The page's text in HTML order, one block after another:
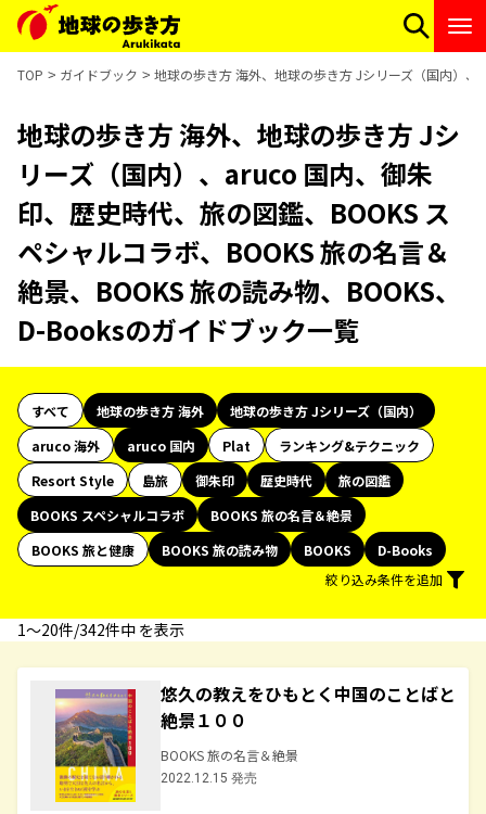
TOP ガイドブック 地球の歩き方 海外、地球の歩き方 Jシリーズ（国内）
地球の歩き方 海外、地球の歩き方 Jシ
リーズ（国内）、aruco 国内、御朱
印、歴史時代、旅の図鑑、BOOKS ス
ペシャルコラボ、BOOKS 旅の名言＆
絶景、BOOKS 旅の読み物、BOOKS、
D-Booksのガイドブック一覧
すべて 地球の歩き方 海外
地球の歩き方 Jシリーズ（国内）
aruco 海外
aruco 国内 Plat
ランキング&テクニック
Resort Style
島旅 御朱印 歴史時代
旅の図鑑
BOOKS スペシャルコラボ
BOOKS 旅の名言＆絶景
BOOKS 旅と健康
BOOKS 旅の読み物 BOOKS
D-Books
絞り込み条件を追加
1〜20件/342件中 を表示
悠久の教えをひもとく中国のことばと
絶景１００
BOOKS 旅の名言＆絶景
2022.12.15 発売